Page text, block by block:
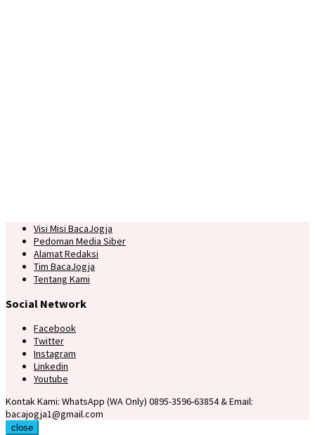
Visi Misi BacaJogja
Pedoman Media Siber
Alamat Redaksi
Tim BacaJogja
Tentang Kami
Social Network
Facebook
Twitter
Instagram
Linkedin
Youtube
Kontak Kami: WhatsApp (WA Only) 0895-3596-63854 & Email:
bacajogja1@gmail.com
close